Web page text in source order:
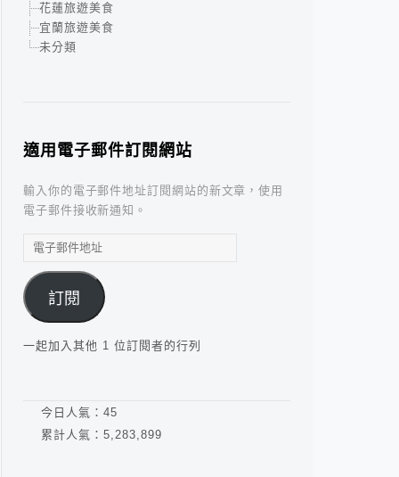
花蓮旅遊美食
宜蘭旅遊美食
未分類
適用電子郵件訂閱網站
輸入你的電子郵件地址訂閱網站的新文章，使用
電子郵件接收新通知。
電
郵
件
地
址
訂閱
一起加入其他 1 位訂閱者的行列
今日人氣： 45
累計人氣： 5,283,899